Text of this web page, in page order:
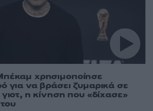
χρησιμοποίησε
για να βράσει ζυμαρικά σε
η κίνηση που «δίχασε»